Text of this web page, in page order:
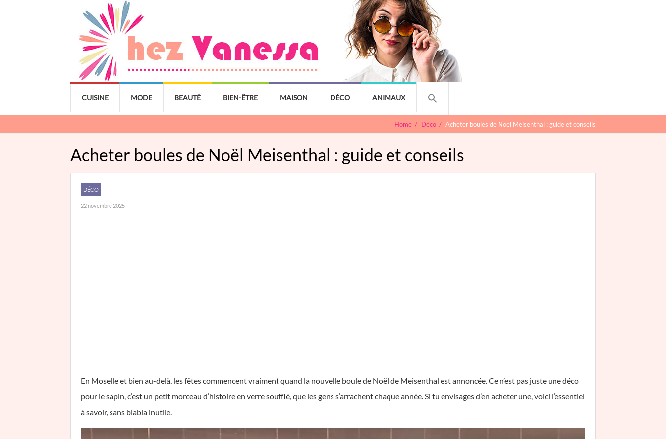
CUISINE MODE BEAUTÉ BIEN-ÊTRE MAISON DÉCO ANIMAUX
Home / Déco / Acheter boules de Noël Meisenthal : guide et conseils
Acheter boules de Noël Meisenthal : guide et conseils
DÉCO
22 novembre 2025
En Moselle et bien au-delà, les fêtes commencent vraiment quand la nouvelle boule de Noël de Meisenthal est annoncée. Ce n’est pas juste une déco
pour le sapin, c’est un petit morceau d’histoire en verre soufflé, que les gens s’arrachent chaque année. Si tu envisages d’en acheter une, voici l’essentiel
à savoir, sans blabla inutile.